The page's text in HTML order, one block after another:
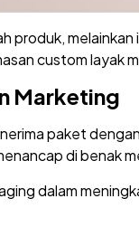
produk,
custom layak
Marketing
paket
di benak
dalam